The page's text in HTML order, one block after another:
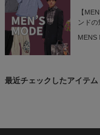
【
ンドの
MENS
最近チェックしたアイテム